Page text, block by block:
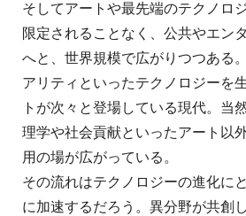
そしてアートや最先端のテクノロ
限定されることなく、公共やエン
へと、世界規模で広がりつつある
アリティといったテクノロジーを
トが次々と登場している現代。当
理学や社会貢献といったアート以
用の場が広がっている。
その流れはテクノロジーの進化に
に加速するだろう。異分野が共創